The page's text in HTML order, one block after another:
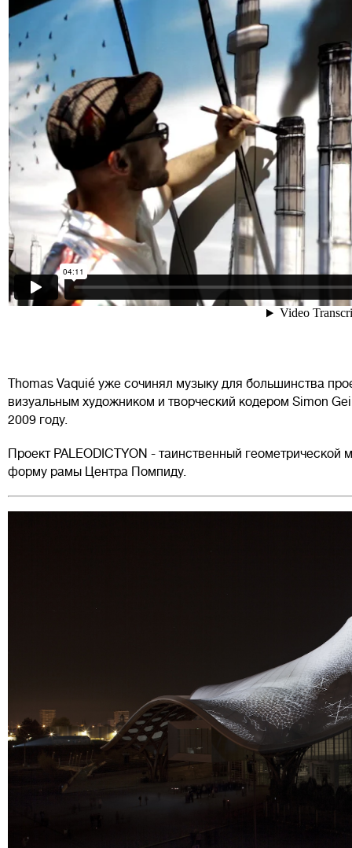
Thomas Vaquié уже сочинял музыку для большинства
визуальным художником и творческий кодером Simon
2009 году.
Проект PALEODICTYON - таинственный
форму рамы Центра Помпиду.